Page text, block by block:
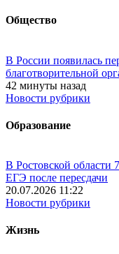
Общество
В России появилась
благотворительной
42 минуты назад
Новости рубрики
Образование
В Ростовской области
ЕГЭ после пересдачи
20.07.2026 11:22
Новости рубрики
Жизнь